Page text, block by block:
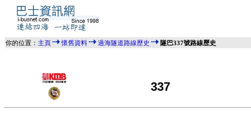
你的位置： 主頁 懷舊資料 過海隧道路線歷史 隧巴337號路線歷史
337